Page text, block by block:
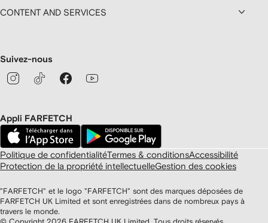
CONTENT AND SERVICES
Suivez-nous
Appli FARFETCH
Politique de confidentialitéTermes & conditionsAccessibilité
Protection de la propriété intellectuelleGestion des cookies
"FARFETCH" et le logo "FARFETCH" sont des marques déposées de
FARFETCH UK Limited et sont enregistrées dans de nombreux pays à
travers le monde.